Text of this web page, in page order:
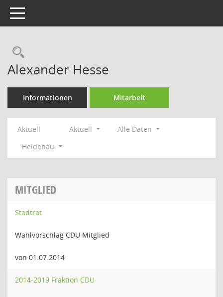
Toggle navigation
Rechercheauswahl
Alexander Hesse
Informationen Mitarbeit
Aktuell Aktuell
Alle Daten
Heidenau
MITGLIED
Stadtrat
Wahlvorschlag CDU Mitglied
von 01.07.2014
2014-2019 Fraktion CDU